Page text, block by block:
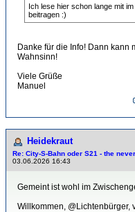
Ich lese hier schon lange mit
beitragen :)
Danke für die Info! Dann kann
Wahnsinn!
Viele Grüße
Manuel
Heidekraut
Re: City-S-Bahn oder S21 - the
03.06.2026 16:43
Gemeint ist wohl im
Willkommen, @Lichtenbürger,